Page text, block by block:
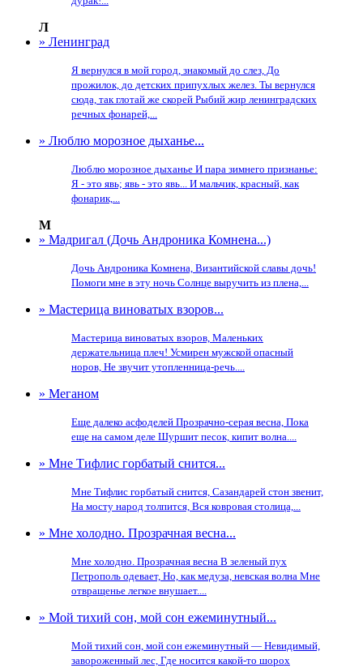
Л
» Ленинград
Я вернулся в мой город, знакомый до слез, До
прожилок, до детских припухлых желез. Ты вернулся
сюда, так глотай же скорей Рыбий жир ленинградских
речных фонарей,...
» Люблю морозное дыханье...
Люблю морозное дыханье И пара зимнего признанье:
Я - это явь; явь - это явь... И мальчик, красный, как
фонарик,...
М
» Мадригал (Дочь Андроника Комнена...)
Дочь Андроника Комнена, Византийской славы дочь!
Помоги мне в эту ночь Солнце выручить из плена,...
» Мастерица виноватых взоров...
Мастерица виноватых взоров, Маленьких
держательница плеч! Усмирен мужской опасный
норов, Не звучит утопленница-речь....
» Меганом
Еще далеко асфоделей Прозрачно-серая весна, Пока
еще на самом деле Шуршит песок, кипит волна....
» Мне Тифлис горбатый снится...
Мне Тифлис горбатый снится, Сазандарей стон звенит,
На мосту народ толпится, Вся ковровая столица,...
» Мне холодно. Прозрачная весна...
Мне холодно. Прозрачная весна В зеленый пух
Петрополь одевает, Но, как медуза, невская волна Мне
отвращенье легкое внушает....
» Мой тихий сон, мой сон ежеминутный...
Мой тихий сон, мой сон ежеминутный — Невидимый,
завороженный лес, Где носится какой-то шорох